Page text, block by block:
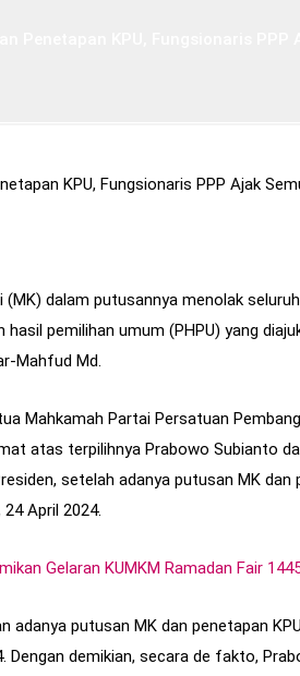
dalam putusannya menolak
pemilihan umum (PHPU) yang
Mahfud Md.
Mahkamah Partai Persatuan
atas terpilihnya Prabowo Subianto
setelah adanya putusan MK dan
24 April 2024.
Gelaran KUMKM Ramadan Fair
adanya putusan MK dan penetapan
Dengan demikian, secara de fakto,